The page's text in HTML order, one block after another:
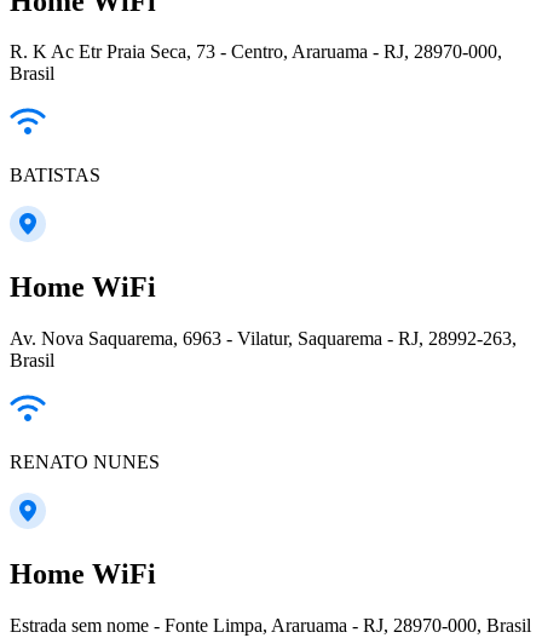
R. K Ac Etr Praia Seca, 73 - Centro, Araruama - RJ, 28970-000,
Brasil
BATISTAS
Home WiFi
Av. Nova Saquarema, 6963 - Vilatur, Saquarema - RJ, 28992-263,
Brasil
RENATO NUNES
Home WiFi
Estrada sem nome - Fonte Limpa, Araruama - RJ, 28970-000, Brasil